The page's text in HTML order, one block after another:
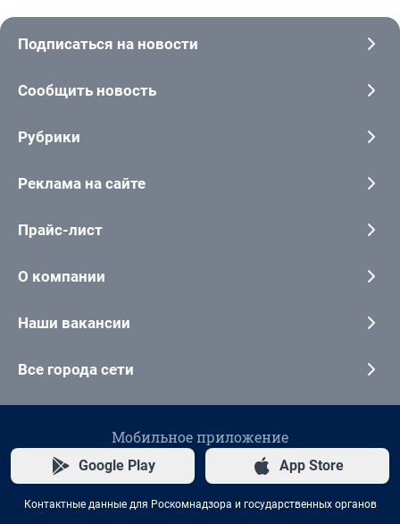
Подписаться на новости
Сообщить новость
Рубрики
Реклама на сайте
Прайс-лист
О компании
Наши вакансии
Все города сети
Мобильное приложение
Google Play App Store
Контактные данные для Роскомнадзора и государственных органов